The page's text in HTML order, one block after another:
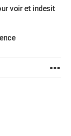
voir et indesit